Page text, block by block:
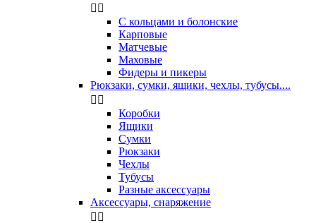
 
С кольцами и болонские
Карповые
Матчевые
Маховые
Фидеры и пикеры
Рюкзаки, сумки, ящики, чехлы, тубусы....
 
Коробки
Ящики
Сумки
Рюкзаки
Чехлы
Тубусы
Разные аксессуары
Аксессуары, снаряжение
 